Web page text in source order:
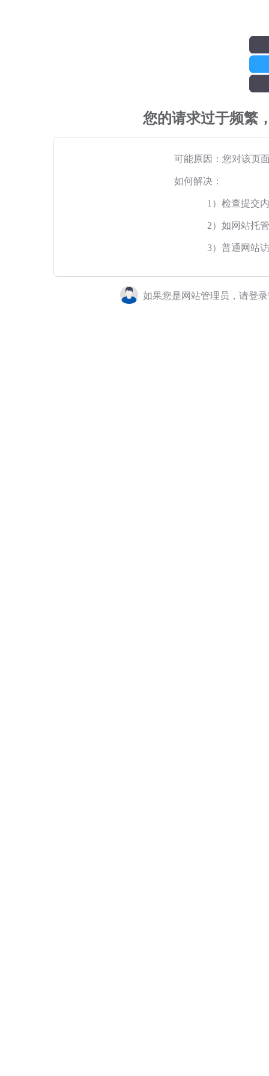
您的请求过于频繁
可能原因：您对该页
如何解决：
1）检查提交
2）如网站托
3）普通网站
如果您是网站管理员，请登